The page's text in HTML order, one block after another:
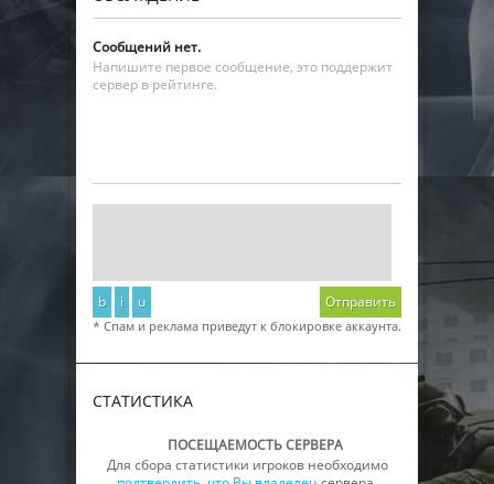
Сообщений нет.
Напишите первое сообщение, это поддержит
сервер в рейтинге.
b i u Отправить
* Спам и реклама приведут к блокировке аккаунта.
СТАТИСТИКА
ПОСЕЩАЕМОСТЬ СЕРВЕРА
Для сбора статистики игроков необходимо